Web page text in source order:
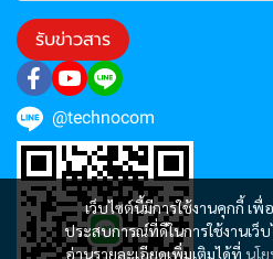
เว็บไซต์นี้มีการใช้งานคุกกี้ เ
ประสบการณ์ที่ดีในการใช้งานเว็
อ่านรายละเอียดเพิ่มเติมได้ที่ นโ
รับข่าวสาร
@technocom